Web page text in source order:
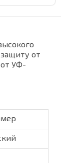
от
от УФ-